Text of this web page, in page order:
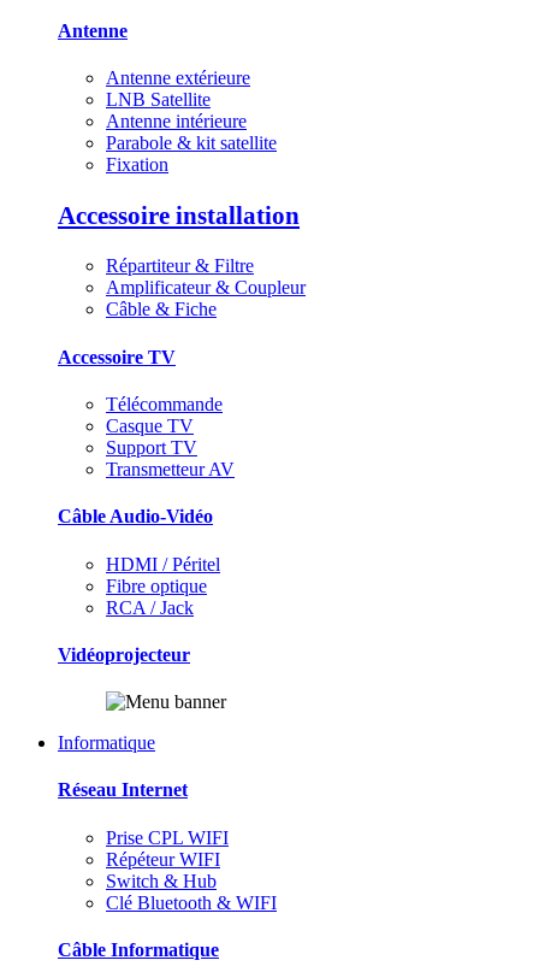
Antenne
Antenne extérieure
LNB Satellite
Antenne intérieure
Parabole & kit satellite
Fixation
Accessoire installation
Répartiteur & Filtre
Amplificateur & Coupleur
Câble & Fiche
Accessoire TV
Télécommande
Casque TV
Support TV
Transmetteur AV
Câble Audio-Vidéo
HDMI / Péritel
Fibre optique
RCA / Jack
Vidéoprojecteur
Informatique
Réseau Internet
Prise CPL WIFI
Répéteur WIFI
Switch & Hub
Clé Bluetooth & WIFI
Câble Informatique